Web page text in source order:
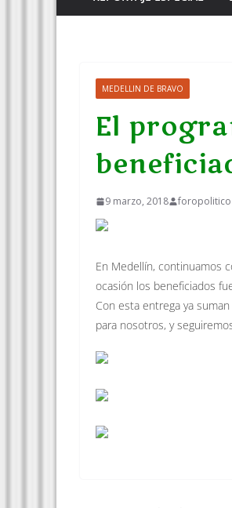
MEDELLIN DE BRAVO
El
9 marzo, 2018 foropolitico
En Medellín, continuamos
ocasión los beneficiados
Con esta entrega ya
para nosotros, y